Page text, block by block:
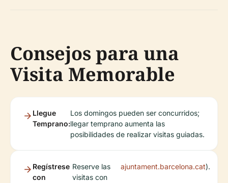
Consejos para una
Visita Memorable
Llegue
Temprano:
Los domingos pueden ser concurridos;
llegar temprano aumenta las
posibilidades de realizar visitas guiadas.
Regístrese
con
Reserve las
visitas con
ajuntament.barcelona.cat).